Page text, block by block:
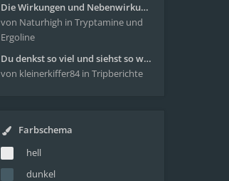
Die Wirkungen und Nebenwirkungen von LSD
von Naturhigh in Tryptamine und
Ergoline
Du denkst so viel und siehst so wenig - wunderbare Reise mit 4g Pilze
von kleinerkiffer84 in Tripberichte
Farbschema
hell
dunkel